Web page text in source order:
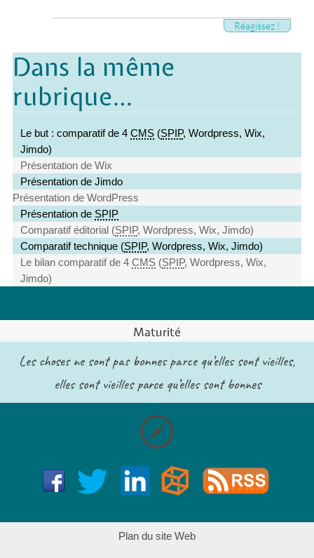
Réagissez !
Dans la même
rubrique…
Le but : comparatif de 4CMS (SPIP, Wordpress, Wix,
Jimdo)
Présentation de Wix
Présentation de Jimdo
Présentation de WordPress
Présentation de SPIP
Comparatif éditorial (SPIP, Wordpress, Wix, Jimdo)
Comparatif technique (SPIP, Wordpress, Wix, Jimdo)
Le bilan comparatif de 4CMS (SPIP, Wordpress, Wix,
Jimdo)
Maturité
Les choses ne sont pas bonnes parce qu’elles sont vieilles,
elles sont vieilles parce qu’elles sont bonnes
Plan du site Web